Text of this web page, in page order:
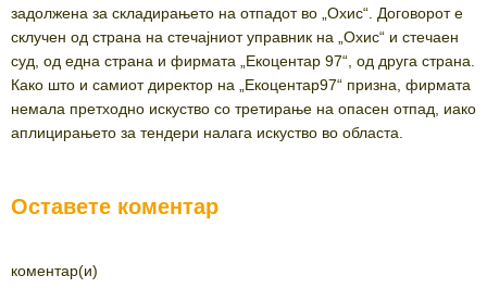
задолжена за складирањето на отпадот во „Охис“. Договорот е
склучен од страна на стечајниот управник на „Охис“ и стечаен
суд, од една страна и фирмата „Екоцентар 97“, од друга страна.
Како што и самиот директор на „Екоцентар97“ призна, фирмата
немала претходно искуство со третирање на опасен отпад, иако
аплицирањето за тендери налага искуство во областа.
Оставете коментар
коментар(и)